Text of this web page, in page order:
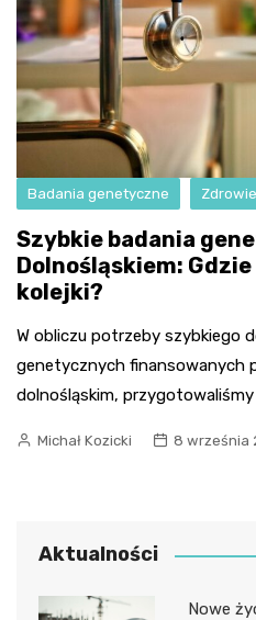
Badania genetyczne Zdrowie
Szybkie badania
Dolnośląskiem:
kolejki?
W obliczu potrzeby szybkiego
genetycznych finansowanych
dolnośląskim, przygotowaliśmy
Michał Kozicki 8 września
Aktualności
Nowe